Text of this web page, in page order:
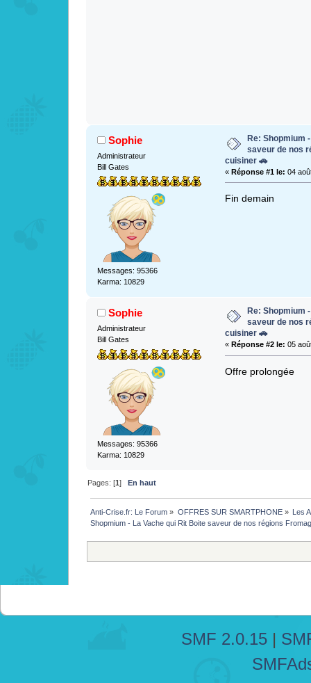
Sophie
Administrateur
Bill Gates
Messages: 95366
Karma: 10829
Re: Shopmium
saveur de nos
cuisiner 🚗
« Réponse #1 le: 04
Fin demain
Sophie
Administrateur
Bill Gates
Messages: 95366
Karma: 10829
Re: Shopmium
saveur de nos
cuisiner 🚗
« Réponse #2 le: 05
Offre prolongée
Pages: [1]En haut
Anti-Crise.fr: Le Forum » OFFRES SUR SMARTPHONE»
Les
Shopmium - La Vache qui Rit Boite saveur de nos régions
SMF 2.0.15 |